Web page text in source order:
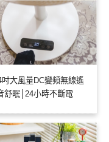
大風量DC變頻無線遙
舒眠│24小時不斷電